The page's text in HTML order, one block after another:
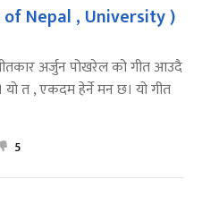
Nepal , University )
अर्जुन पोखरेल को गीत आउदै
यो त , एकदम हेर्ने मन छ। यो गीत
5